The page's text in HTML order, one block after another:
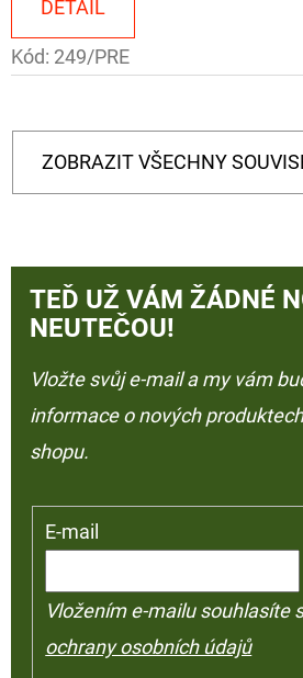
DETAIL
Kód: 249/PRE
ZOBRAZIT VŠECHNY
TEĎ UŽ VÁM ŽÁDNÉ
NEUTEČOU!
Vložte svůj e-mail a my vám
informace o nových
shopu.
E-mail
Vložením e-mailu souhlasíte
ochrany osobních údajů